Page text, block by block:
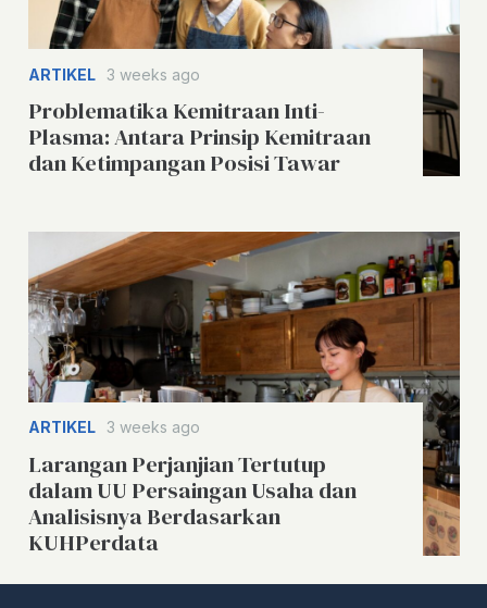
ARTIKEL 3 weeks ago
Problematika Kemitraan Inti-
Plasma: Antara Prinsip Kemitraan
dan Ketimpangan Posisi Tawar
ARTIKEL 3 weeks ago
Larangan Perjanjian Tertutup
dalam UU Persaingan Usaha dan
Analisisnya Berdasarkan
KUHPerdata